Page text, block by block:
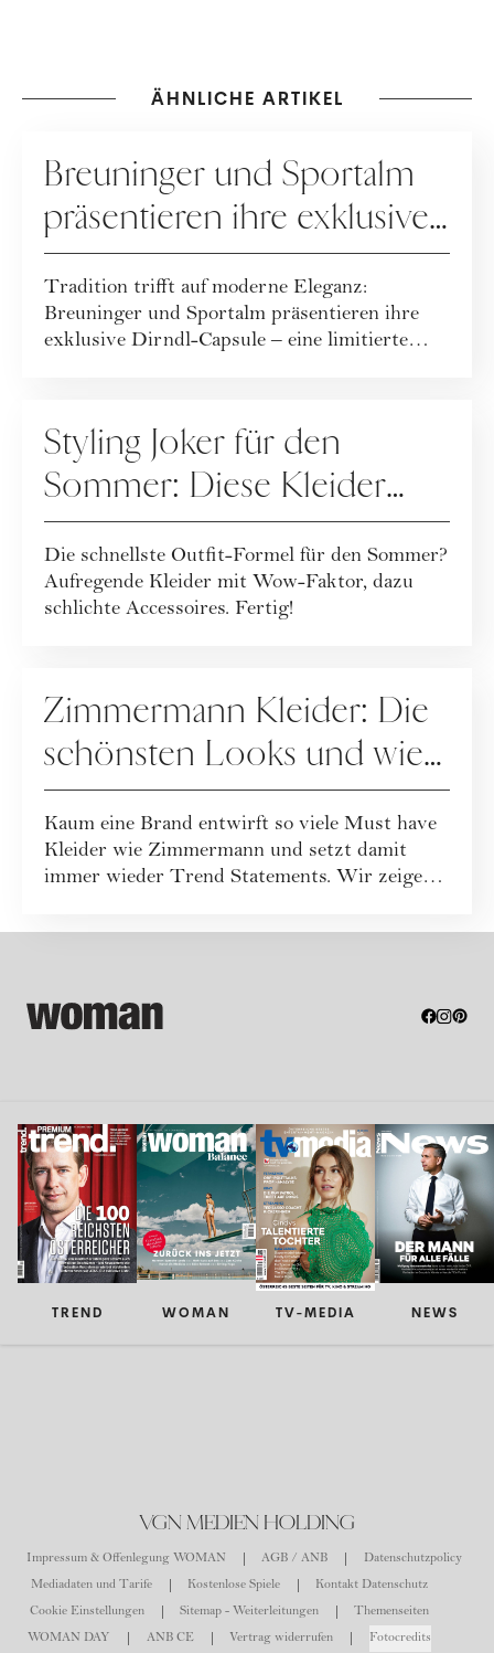
ÄHNLICHE ARTIKEL
Breuninger und Sportalm
präsentieren ihre exklusive
Dirndl-Capsule!
Tradition trifft auf moderne Eleganz:
Breuninger und Sportalm präsentieren ihre
exklusive Dirndl-Capsule – eine limitierte
Styling Joker für den
Sommer: Diese Kleider
machen jedes Outfit zum
Hingucker
Die schnellste Outfit-Formel für den Sommer?
Aufregende Kleider mit Wow-Faktor, dazu
schlichte Accessoires. Fertig!
Zimmermann Kleider: Die
schönsten Looks und wie
Sie sie stilvoll kombinieren
Kaum eine Brand entwirft so viele Must have
Kleider wie Zimmermann und setzt damit
immer wieder Trend Statements. Wir zeigen
TREND WOMAN TV-MEDIA NEWS
VGN MEDIEN HOLDING
Impressum & Offenlegung WOMAN AGB / ANB
Datenschutzpolicy
Mediadaten und Tarife
Kostenlose Spiele
Kontakt Datenschutz
Cookie Einstellungen
Sitemap - Weiterleitungen
Themenseiten
WOMAN DAY
ANB CE Vertrag widerrufen Fotocredits